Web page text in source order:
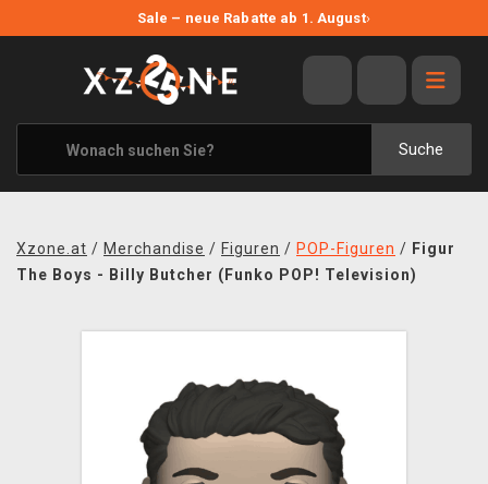
Sale – neue Rabatte ab 1. August›
Suche
ANGEBOTE
ALLE MARKEN
XZONE ORIGINALS
KLEIDUNG & ACCESSOIRES
BÜCHER & COMICS
Xzone.at / Merchandise / Figuren / POP-Figuren / Figur
The Boys - Billy Butcher (Funko POP! Television)